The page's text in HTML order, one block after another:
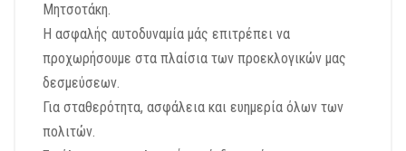
Μητσοτάκη.
Η ασφαλής αυτοδυναμία μάς επιτρέπει να
προχωρήσουμε στα πλαίσια των προεκλογικών μας
δεσμεύσεων.
Για σταθερότητα, ασφάλεια και ευημερία όλων των
πολιτών.